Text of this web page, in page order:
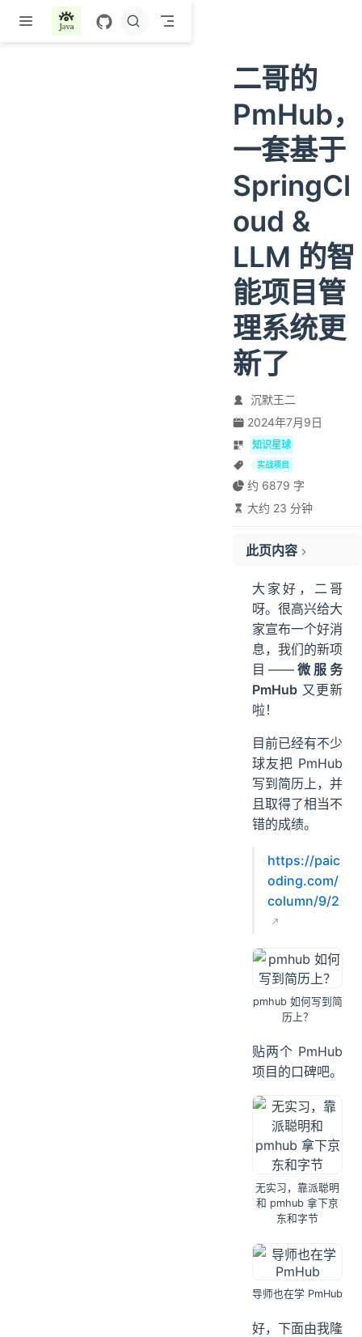
跳至主要內容
二哥的
PmHub，
一套基于
SpringCl
oud &
LLM 的智
能项目管
理系统更
新了
沉默王二
2024年7月9日
知识星球
实战项目
约 6879 字
大约 23 分钟
此页内容
02、如何将 PmHub 写进简历？
03、PmHub 长什么样子？
04、PmHub 的成长过程
05、PmHub 的教程规划
07、PmHub 的未来
大家好，二哥
呀。很高兴给大
家宣布一个好消
息，我们的新项
目—— 微服务
PmHub 又更新
啦！
目前已经有不少
球友把 PmHub
写到简历上，并
且取得了相当不
错的成绩。
https://paic
oding.com/
column/9/2
pmhub 如何写到简
历上？
贴两个 PmHub
项目的口碑吧。
无实习，靠派聪明
和 pmhub 拿下京
东和字节
导师也在学 PmHub
好，下面由我隆